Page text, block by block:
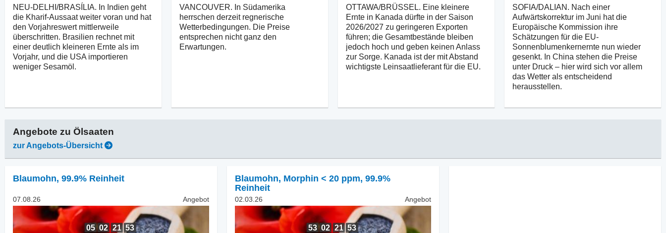
NEU-DELHI/BRASÍLIA. In Indien geht
die Kharif-Aussaat weiter voran und hat
den Vorjahreswert mittlerweile
überschritten. Brasilien rechnet mit
einer deutlich kleineren Ernte als im
Vorjahr, und die USA importieren
weniger Sesamöl.
VANCOUVER. In Südamerika
herrschen derzeit regnerische
Wetterbedingungen. Die Preise
entsprechen nicht ganz den
Erwartungen.
OTTAWA/BRÜSSEL. Eine kleinere
Ernte in Kanada dürfte in der Saison
2026/2027 zu geringeren Exporten
führen; die Gesamtbestände bleiben
jedoch hoch und geben keinen Anlass
zur Sorge. Kanada ist der mit Abstand
wichtigste Leinsaatlieferant für die EU.
SOFIA/DALIAN. Nach einer
Aufwärtskorrektur im Juni hat die
Europäische Kommission ihre
Schätzungen für die EU-
Sonnenblumenkernernte nun wieder
gesenkt. In China stehen die Preise
unter Druck – hier wird sich vor allem
das Wetter als entscheidend
herausstellen.
Angebote zu Ölsaaten
zur Angebots-Übersicht
Blaumohn, 99.9% Reinheit
07.08.26 Angebot
Blaumohn, Morphin < 20 ppm, 99.9%
Reinheit
02.03.26 Angebot